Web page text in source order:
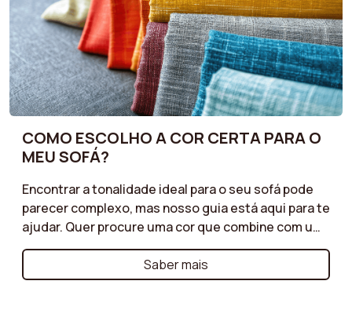
COMO ESCOLHO A COR CERTA PARA O
MEU SOFÁ?
Encontrar a tonalidade ideal para o seu sofá pode
parecer complexo, mas nosso guia está aqui para te
ajudar. Quer procure uma cor que combine com um
ambiente discreto ou um tom mais ousado para
energizar a sua sala, descubra as nossas dicas para
harmonizar o seu sofá com a sua decoração. Tons
Saber mais